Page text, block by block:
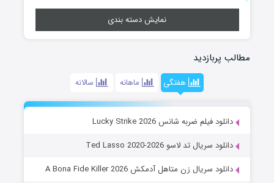
نمایش دسته بندی
مطالب پربازدید
هفتگی ماهانه سالانه
دانلود فیلم ضربه شانس Lucky Strike 2026
دانلود سریال تد لاسو Ted Lasso 2020-2026
دانلود سریال زن متاهل آدمکش A Bona Fide Killer 2026